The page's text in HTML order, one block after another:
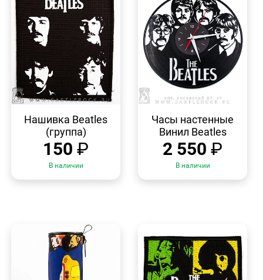
ПРОСМОТР
Нашивка Beatles
(группа)
150 ₽
В наличии
ПРОСМОТР
Часы настенные
Винил Beatles
2 550 ₽
В наличии